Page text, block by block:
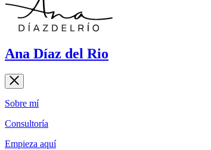
Ana Díaz del Rio
Sobre mí
Consultoría
Empieza aquí